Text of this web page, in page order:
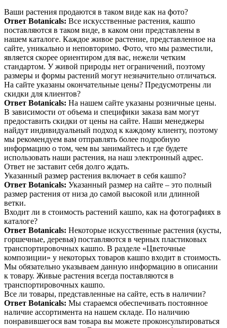
Ваши растения продаются в таком виде как на фото?
Ответ Botanicals: Все искусственные растения, кашпо
поставляются в таком виде, в каком они представлены в
нашем каталоге. Каждое живое растение, представленное на
сайте, уникально и неповторимо. Фото, что мы разместили,
является скорее ориентиром для вас, нежели четким
стандартом. У живой природы нет ограничений, поэтому
размеры и формы растений могут незначительно отличаться.
На сайте указаны окончательные цены? Предусмотрены ли
скидки для клиентов?
Ответ Botanicals: На нашем сайте указаны розничные цены.
В зависимости от объема и специфики заказа вам могут
предоставить скидки от цены на сайте. Наши менеджеры
найдут индивидуальный подход к каждому клиенту, поэтому
мы рекомендуем вам отправлять более подробную
информацию о том, чем вы занимайтесь и где будете
использовать наши растения, на наш электронный адрес.
Ответ не заставит себя долго ждать.
Указанный размер растения включает в себя кашпо?
Ответ Botanicals: Указанный размер на сайте – это полный
размер растения от низа до самой высокой или длинной
ветки.
Входит ли в стоимость растений кашпо, как на фотографиях в
каталоге?
Ответ Botanicals: Некоторые искусственные растения (кусты,
горшечные, деревья) поставляются в черных пластиковых
транспортировочных кашпо. В разделе «Цветочные
композиции» у некоторых товаров кашпо входит в стоимость.
Мы обязательно указываем данную информацию в описании
к товару. Живые растения всегда поставляются в
транспортировочных кашпо.
Все ли товары, представленные на сайте, есть в наличии?
Ответ Botanicals: Мы стараемся обеспечивать постоянное
наличие ассортимента на нашем складе. По наличию
понравившегося вам товара вы можете проконсультироваться